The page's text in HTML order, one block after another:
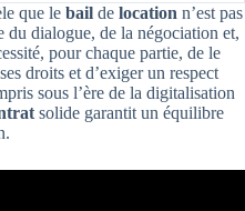
que le bail de location n’est pas
du dialogue, de la négociation et,
pour chaque partie, de le
droits et d’exiger un respect
sous l’ère de la digitalisation
solide garantit un équilibre